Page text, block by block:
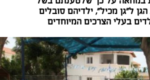
ל"גן מכיל", ילדיהם סובלים
בעלי הצרכים המיוחדים